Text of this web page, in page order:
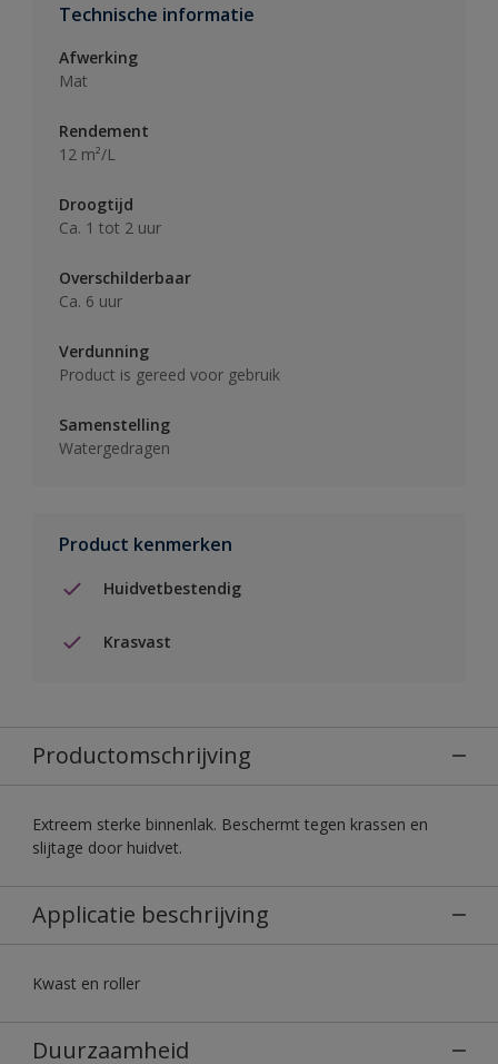
Technische informatie
Afwerking
Mat
Rendement
12 m²/L
Droogtijd
Ca. 1 tot 2 uur
Overschilderbaar
Ca. 6 uur
Verdunning
Product is gereed voor gebruik
Samenstelling
Watergedragen
Product kenmerken
Huidvetbestendig
Krasvast
Productomschrijving
Extreem sterke binnenlak. Beschermt tegen krassen en
slijtage door huidvet.
Applicatie beschrijving
Kwast en roller
Duurzaamheid